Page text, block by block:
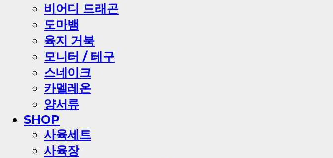
비어디 드래곤
도마뱀
육지 거북
모니터 / 테구
스네이크
카멜레온
양서류
SHOP
사육세트
사육장